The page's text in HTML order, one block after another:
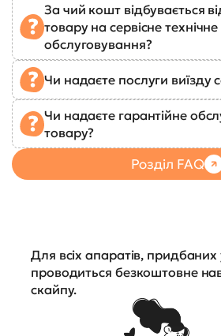
За чий кошт відбувається
товару на сервісне технічне
обслуговування?
Чи надаєте послуги виїзду
Чи надаєте гарантійне
товару?
Розділ FAQ
Для всіх апаратів, придбаних
проводиться безкоштовне
скайпу.